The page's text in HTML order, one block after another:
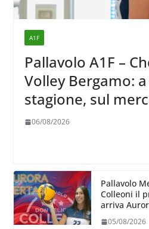
A1F
Pallavolo A1F –
Volley Bergamo:
stagione, sul
vice Ungureanu
06/08/2026
Pallavolo
Colleoni il
arriva
05/08/2026